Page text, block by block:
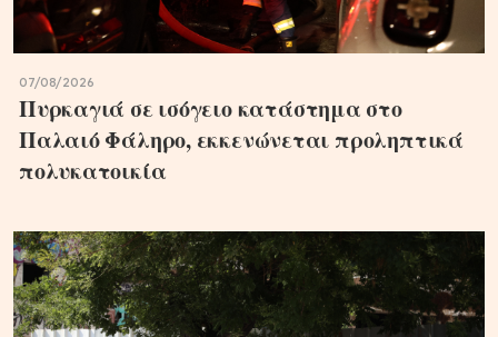
07/08/2026
Πυρκαγιά σε ισόγειο κατάστημα στο
Παλαιό Φάληρο, εκκενώνεται προληπτικά
πολυκατοικία